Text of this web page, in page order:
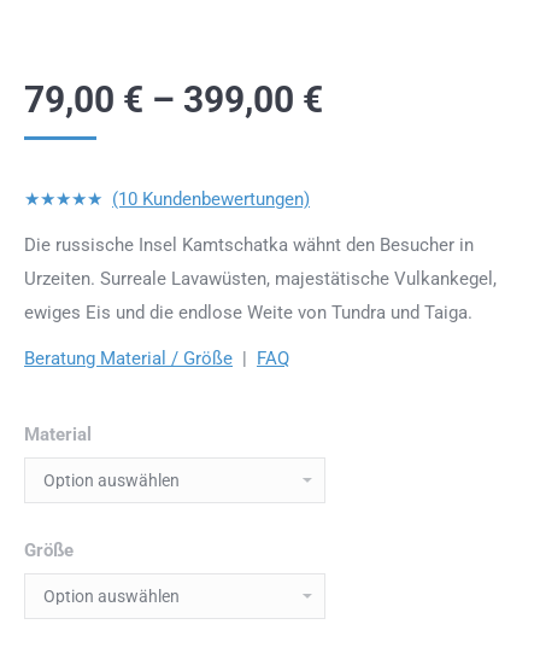
79,00 € – 399,00 €
★★★★★ (10 Kundenbewertungen)
Die russische Insel Kamtschatka wähnt den Besucher in
Urzeiten. Surreale Lavawüsten, majestätische Vulkankegel,
ewiges Eis und die endlose Weite von Tundra und Taiga.
Beratung Material / Größe | FAQ
Material
Größe